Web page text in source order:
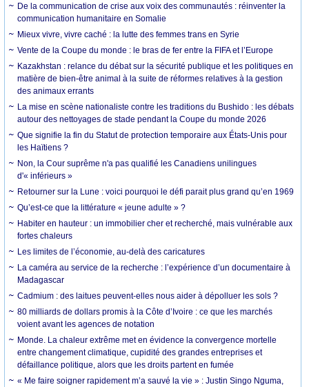
De la communication de crise aux voix des communautés : réinventer la
communication humanitaire en Somalie
Mieux vivre, vivre caché : la lutte des femmes trans en Syrie
Vente de la Coupe du monde : le bras de fer entre la FIFA et l’Europe
Kazakhstan : relance du débat sur la sécurité publique et les politiques en
matière de bien-être animal à la suite de réformes relatives à la gestion
des animaux errants
La mise en scène nationaliste contre les traditions du Bushido : les débats
autour des nettoyages de stade pendant la Coupe du monde 2026
Que signifie la fin du Statut de protection temporaire aux États-Unis pour
les Haïtiens ?
Non, la Cour suprême n'a pas qualifié les Canadiens unilingues
d'« inférieurs »
Retourner sur la Lune : voici pourquoi le défi parait plus grand qu’en 1969
Qu’est-ce que la littérature « jeune adulte » ?
Habiter en hauteur : un immobilier cher et recherché, mais vulnérable aux
fortes chaleurs
Les limites de l’économie, au-delà des caricatures
La caméra au service de la recherche : l’expérience d’un documentaire à
Madagascar
Cadmium : des laitues peuvent-elles nous aider à dépolluer les sols ?
80 milliards de dollars promis à la Côte d’Ivoire : ce que les marchés
voient avant les agences de notation
Monde. La chaleur extrême met en évidence la convergence mortelle
entre changement climatique, cupidité des grandes entreprises et
défaillance politique, alors que les droits partent en fumée
« Me faire soigner rapidement m’a sauvé la vie » : Justin Singo Nguma,